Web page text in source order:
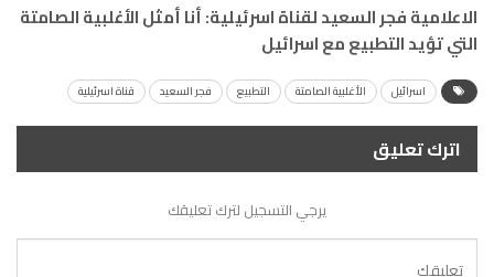
الاعلامية فجر السعيد لقناة اسرئيلية: أنا أمثل الأغلبية الصامتة
التي تؤيد التطبيع مع اسرائيل
اسرائيل الأغلبية الصامتة التطبيع فجر السعيد قناة اسرئيلية
اترك تعليق
يرجي التسجيل لترك تعليقك